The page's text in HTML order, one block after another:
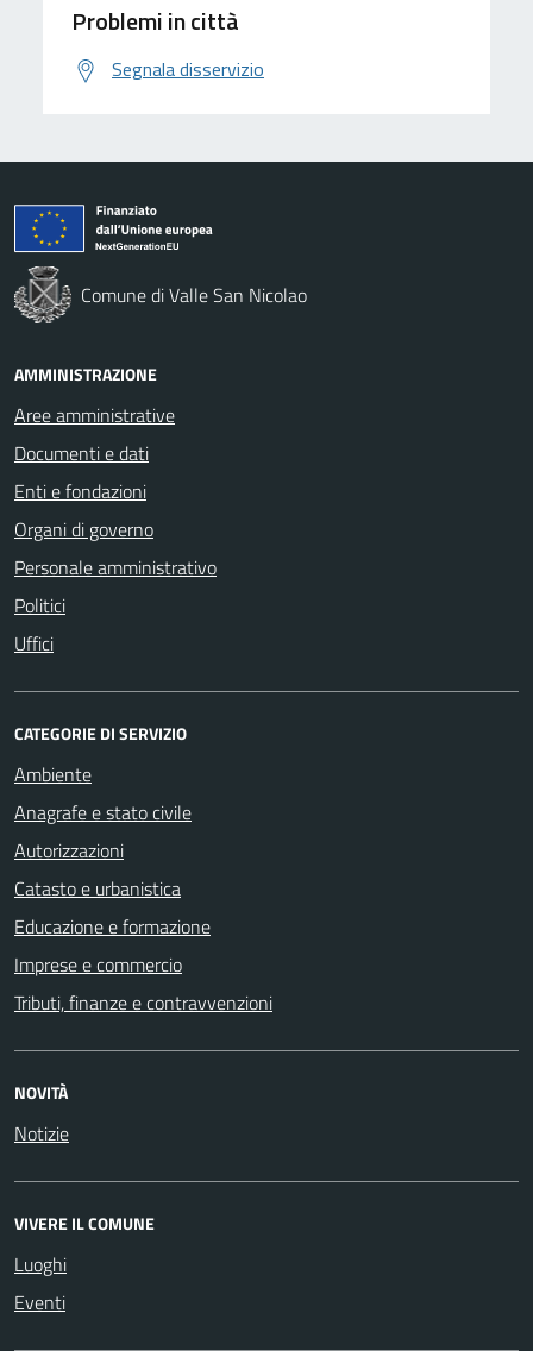
Problemi in città
Segnala disservizio
Comune di Valle San Nicolao
AMMINISTRAZIONE
Aree amministrative
Documenti e dati
Enti e fondazioni
Organi di governo
Personale amministrativo
Politici
Uffici
CATEGORIE DI SERVIZIO
Ambiente
Anagrafe e stato civile
Autorizzazioni
Catasto e urbanistica
Educazione e formazione
Imprese e commercio
Tributi, finanze e contravvenzioni
NOVITÀ
Notizie
VIVERE IL COMUNE
Luoghi
Eventi